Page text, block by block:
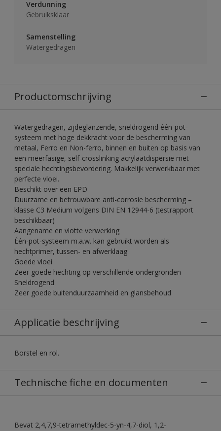
Verdunning
Gebruiksklaar
Samenstelling
Watergedragen
Productomschrijving
Watergedragen, zijdeglanzende, sneldrogend één-pot-
systeem met hoge dekkracht voor de bescherming van
metaal, Ferro en Non-ferro, binnen en buiten op basis van
een meerfasige, self-crosslinking acrylaatdispersie met
speciale hechtingsbevordering. Makkelijk verwerkbaar met
perfecte vloei.
Beschikt over een EPD
Duurzame en betrouwbare anti-corrosie bescherming –
klasse C3 Medium volgens DIN EN 12944-6 (testrapport
beschikbaar)
Aangename en vlotte verwerking
Één-pot-systeem m.a.w. kan gebruikt worden als
hechtprimer, tussen- en afwerklaag
Goede vloei
Zeer goede hechting op verschillende ondergronden
Sneldrogend
Zeer goede buitenduurzaamheid en glansbehoud
Applicatie beschrijving
Borstel en rol.
Technische fiche en documenten
Bevat 2,4,7,9-tetramethyldec-5-yn-4,7-diol, 1,2-